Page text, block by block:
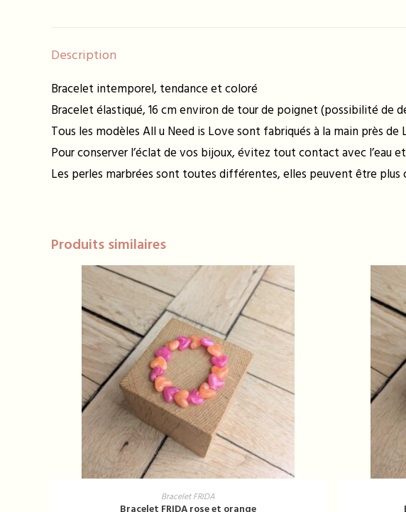
Description
Bracelet intemporel, tendance et coloré
Bracelet élastiqué, 16 cm environ de tour de poignet (possibilité de
Tous les modèles All u Need is Love sont fabriqués à la main près de
Pour conserver l’éclat de vos bijoux, évitez tout contact avec l’eau
Les perles marbrées sont toutes différentes, elles peuvent être plus
Produits similaires
AJOUTER AU PANIER
Bracelet FRIDA
Bracelet FRIDA rose et orange